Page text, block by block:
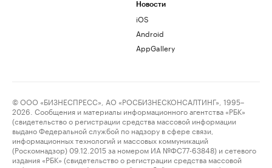
Новости
iOS
Android
AppGallery
© ООО «БИЗНЕСПРЕСС», АО «РОСБИЗНЕСКОНСАЛТИНГ», 1995–
2026. Сообщения и материалы информационного агентства «РБК»
(свидетельство о регистрации средства массовой информации
выдано Федеральной службой по надзору в сфере связи,
информационных технологий и массовых коммуникаций
(Роскомнадзор) 09.12.2015 за номером ИА №ФС77-63848) и сетевого
издания «РБК» (свидетельство о регистрации средства массовой